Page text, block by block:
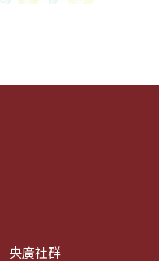
央廣社群